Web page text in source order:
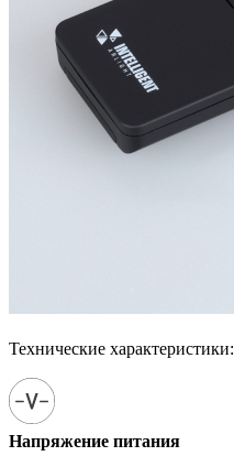
Технические характеристики:
Напряжение питания